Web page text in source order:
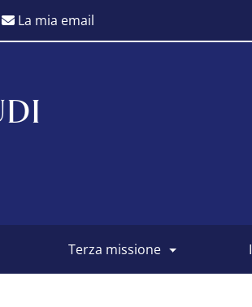
La mia email
terza missione